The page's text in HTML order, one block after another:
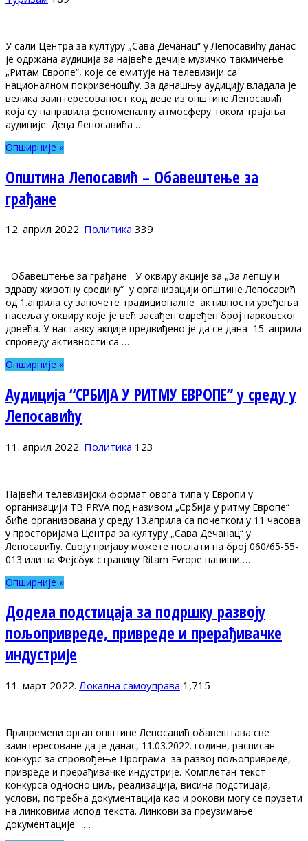
У сали Центра за културу „Сава Дечанац“ у Лепосавићу данас
је одржана аудиција за највеће дечије музичко такмичење
„Ритам Европе“, које се емитује на телевизији са
националном покривеношћу. За данашњу аудицију владала је
велика заинтересованост код деце из општине Лепосавић
која су направила феноменалну атмосферу током трајања
аудиције. Деца Лепосавића …
Опширније »
Општина Лепосавић – Oбавештење за
грађане
12. април 2022. Политика 339
Обавештење за грађане У оквиру акције за „За лепшу и
здраву животну средину“ у организацији општине Лепосавић
од 1.априла су започете традиционалне активности уређења
насеља у оквиру које је већ засађен одређен број парковског
дрвећа. У наставку акције предвиђено је да се дана 15. априла
спроведу активности са …
Опширније »
Аудиција “СРБИЈА У РИТМУ ЕВРОПЕ” у среду у
Лепосавићу
11. април 2022. Политика 123
Највећи телевизијски формат овога типа у Европи у
организацији ТВ PRVA под називом „Србија у ритму Европе“
биће организована у среду 13.априла са почетком у 11 часова
у просторијама Центра за културу „Сава Дечанац“ у
Лепосавићу. Своју пријаву можете послати на број 060/65-55-
013 или на Фејсбук страницу Ritam Evrope напиши …
Опширније »
Додела подстицаја за подршку развоју
пољопривреде, привреде и прерађивачке
индустрије
11. март 2022. Локална самоуправа 1,715
Привремени орган општине Лепосавић обавештава све
заинтересоване да је данас, 11.03.2022. године, расписан
конкурс за спровођење Програма за развој пољопривреде,
привреде и прерађивачке индустрије. Комплетан текст
конкурса односно циљ, реализација, висина подстицаја,
услови, потребна документација као и рокови могу се прузети
на линковима испод текста. Линкови за преузимање
документације …